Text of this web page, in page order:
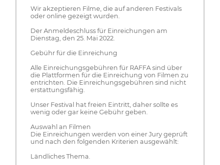
Wir akzeptieren Filme, die auf anderen Festivals
oder online gezeigt wurden.
Der Anmeldeschluss für Einreichungen am
Dienstag, den 25. Mai 2022.
Gebühr für die Einreichung
Alle Einreichungsgebühren für RAFFA sind über
die Plattformen für die Einreichung von Filmen zu
entrichten. Die Einreichungsgebühren sind nicht
erstattungsfähig.
Unser Festival hat freien Eintritt, daher sollte es
wenig oder gar keine Gebühr geben.
Auswahl an Filmen
Die Einreichungen werden von einer Jury geprüft
und nach den folgenden Kriterien ausgewählt:
Ländliches Thema.